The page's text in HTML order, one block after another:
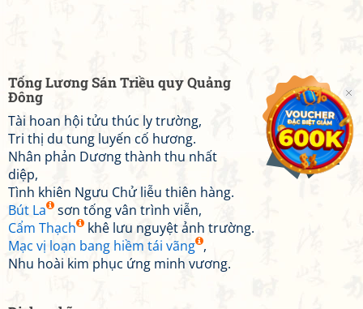
Tống Lương Sán Triều quy Quảng
Đông
Tài hoan hội tửu thúc ly trường,
Tri thị du tung luyến cố hương.
Nhân phản Dương thành thu nhất
diệp,
Tình khiên Ngưu Chử liễu thiên hàng.
Bút La
sơn tống vân trình viễn,
Cẩm Thạch
khê lưu nguyệt ảnh trường.
Mạc vị loạn bang hiềm tái vãng ,
Nhu hoài kim phục ứng minh vương.